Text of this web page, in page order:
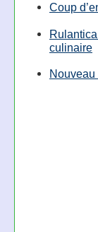
Coup
culinaire